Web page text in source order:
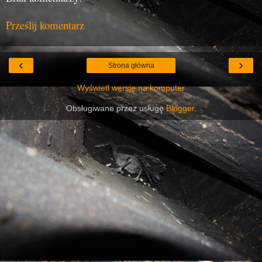
Prześlij komentarz
‹ ›
Strona główna
Wyświetl wersję na komputer
Obsługiwane przez usługęBlogger.